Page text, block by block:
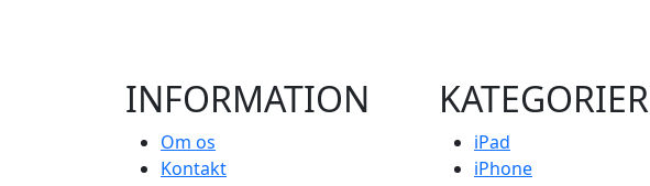
INFORMATION
Om os
Kontakt
KATEGORIER
iPad
iPhone